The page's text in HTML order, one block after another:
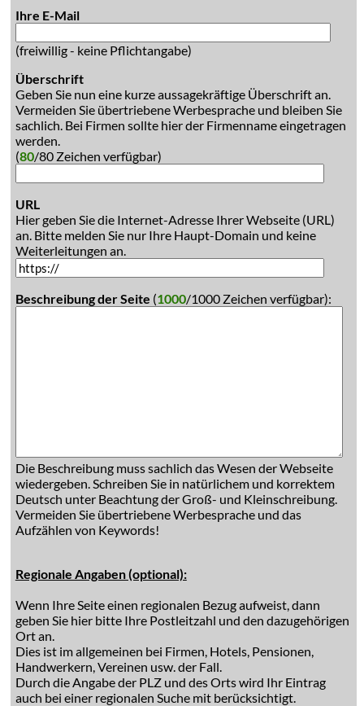
Ihre E-Mail
(freiwillig - keine Pflichtangabe)
Überschrift
Geben Sie nun eine kurze aussagekräftige Überschrift an.
Vermeiden Sie übertriebene Werbesprache und bleiben Sie
sachlich. Bei Firmen sollte hier der Firmenname eingetragen
werden.
(80/80 Zeichen verfügbar)
URL
Hier geben Sie die Internet-Adresse Ihrer Webseite (URL)
an. Bitte melden Sie nur Ihre Haupt-Domain und keine
Weiterleitungen an.
Beschreibung der Seite (1000/1000 Zeichen verfügbar):
Die Beschreibung muss sachlich das Wesen der Webseite
wiedergeben. Schreiben Sie in natürlichem und korrektem
Deutsch unter Beachtung der Groß- und Kleinschreibung.
Vermeiden Sie übertriebene Werbesprache und das
Aufzählen von Keywords!
Regionale Angaben (optional):
Wenn Ihre Seite einen regionalen Bezug aufweist, dann
geben Sie hier bitte Ihre Postleitzahl und den dazugehörigen
Ort an.
Dies ist im allgemeinen bei Firmen, Hotels, Pensionen,
Handwerkern, Vereinen usw. der Fall.
Durch die Angabe der PLZ und des Orts wird Ihr Eintrag
auch bei einer regionalen Suche mit berücksichtigt.